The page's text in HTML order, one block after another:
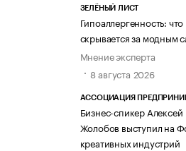
ЗЕЛЁНЫЙ ЛИСТ
Гипоаллергенность: что
скрывается за модным
Мнение эксперта
8 августа 2026
АССОЦИАЦИЯ
Бизнес-спикер Алексей
Жолобов выступил на
креативных индустрий